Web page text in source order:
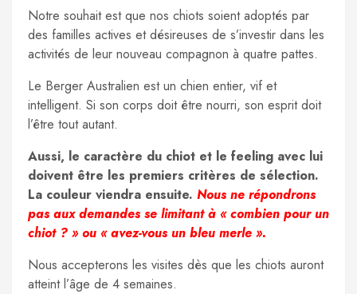
Notre souhait est que nos chiots soient adoptés par
des familles actives et désireuses de s’investir dans les
activités de leur nouveau compagnon à quatre pattes.
Le Berger Australien est un chien entier, vif et
intelligent. Si son corps doit être nourri, son esprit doit
l’être tout autant.
Aussi, le caractère du chiot et le feeling avec lui
doivent être les premiers critères de sélection.
La couleur viendra ensuite. Nous ne répondrons
pas aux demandes se limitant à « combien pour un
chiot ? » ou « avez-vous un bleu merle ».
Nous accepterons les visites dès que les chiots auront
atteint l’âge de 4 semaines.